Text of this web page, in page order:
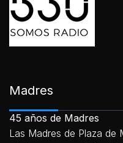
Madres
45 años de Madres
Las Madres de Plaza de